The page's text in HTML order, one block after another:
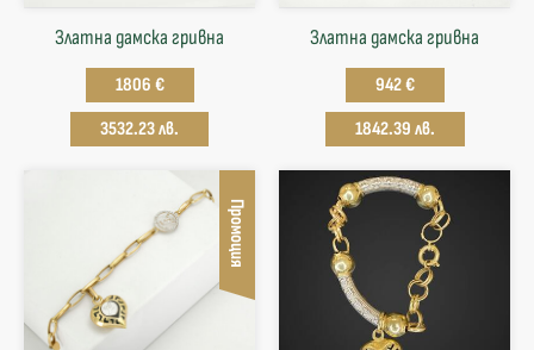
Златна дамска гривна
1806 €
3532.23 лв.
Златна дамска гривна
942 €
1842.39 лв.
Промоция